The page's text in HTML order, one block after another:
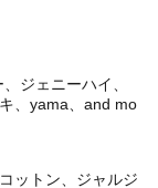
ジェニーハイ、
、yama、and mo
ットン、ジャルジ